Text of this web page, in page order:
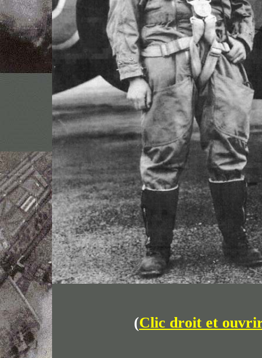
(Clic droit et